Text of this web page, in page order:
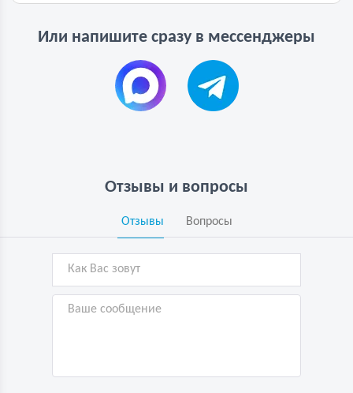
Или напишите сразу в мессенджеры
Отзывы и вопросы
Отзывы Вопросы